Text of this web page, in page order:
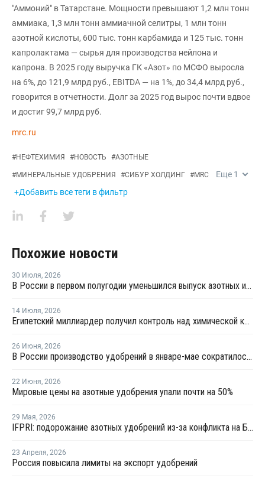
"Аммоний" в Татарстане. Мощности превышают 1,2 млн тонн
аммиака, 1,3 млн тонн аммиачной селитры, 1 млн тонн
азотной кислоты, 600 тыс. тонн карбамида и 125 тыс. тонн
капролактама — сырья для производства нейлона и
капрона. В 2025 году выручка ГК «Азот» по МСФО выросла
на 6%, до 121,9 млрд руб., EBITDA — на 1%, до 34,4 млрд руб.,
говорится в отчетности. Долг за 2025 год вырос почти вдвое
и достиг 99,7 млрд руб.
mrc.ru
#НЕФТЕХИМИЯ #НОВОСТЬ #АЗОТНЫЕ
#МИНЕРАЛЬНЫЕ УДОБРЕНИЯ #СИБУР ХОЛДИНГ #MRC Еще 1
+Добавить все теги в фильтр
Похожие новости
30 Июля, 2026
В России в первом полугодии уменьшился выпуск азотных и фосфорных удобрений
14 Июля, 2026
Египетский миллиардер получил контроль над химической компанией OCI Global
26 Июня, 2026
В России производство удобрений в январе-мае сократилось на 1%
22 Июня, 2026
Мировые цены на азотные удобрения упали почти на 50%
29 Мая, 2026
IFPRI: подорожание азотных удобрений из-за конфликта на Ближнем Востоке привело к сокращению посевов
23 Апреля, 2026
Россия повысила лимиты на экспорт удобрений